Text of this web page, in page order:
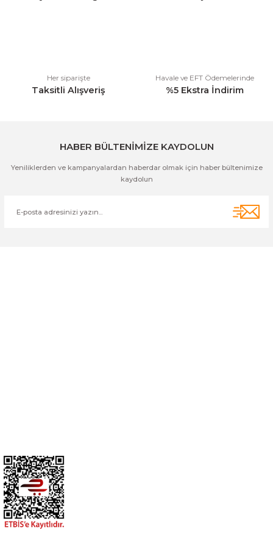
Ürün bilgilerinde hatalar bulunuyor.
Her siparişte
Taksitli Alışveriş
Havale ve EFT Ödemelerinde
%5 Ekstra İndirim
HABER BÜLTENİMİZE KAYDOLUN
Yeniliklerden ve kampanyalardan haberdar olmak için haber bültenimize
kaydolun